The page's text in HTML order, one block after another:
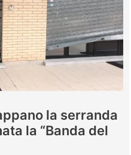
la serranda
la “Banda del